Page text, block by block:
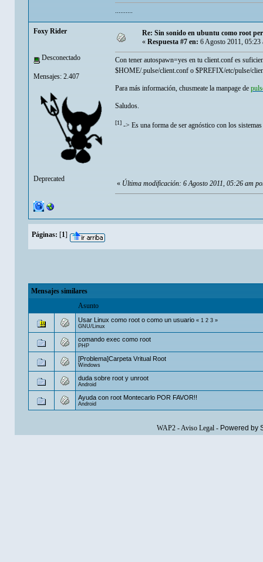
..........
Foxy Rider
Desconectado
Mensajes: 2.407
Deprecated
Re: Sin sonido en ubuntu como root
« Respuesta #7 en: 6 Agosto 2011, 05:23
Con tener autospawn=yes en tu client.conf es
$HOME/.pulse/client.conf o $PREFIX/etc/pulse/
Para más información, chusmeate la manpage de
Saludos.
[1] -> Es una forma de ser agnóstico con los
« Última modificación: 6 Agosto 2011, 05:26 am
Páginas: [1]
Mensajes similares
Asunto
Usar Linux como root o como un usuario «1 2 3»
GNU/Linux
comando exec como root
PHP
[Problema]Carpeta Vritual Root
Windows
duda sobre root y unroot
Android
Ayuda con root Montecarlo POR FAVOR!!
Android
WAP2-Aviso Legal- Powered by